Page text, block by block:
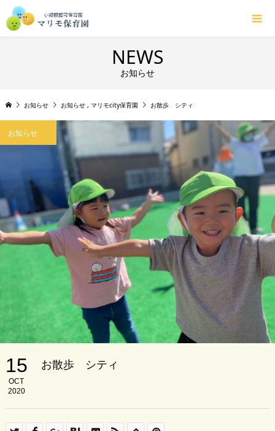
NEWS
お知らせ
お知らせ お知らせ , マリモcity保育園 お散歩 シティ
お知らせ
15
OCT
2020
お散歩 シティ